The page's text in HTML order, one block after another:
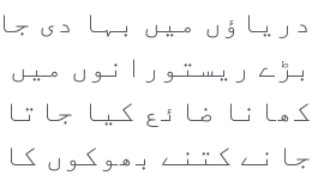
دریاؤں میں بہا دی
بڑے ریستورانوں میں
کھانا ضائع کیا
جانے کتنے بھوکوں